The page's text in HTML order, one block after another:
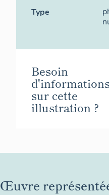
Type
Besoin
sur cette
illustration ?
Œuvre